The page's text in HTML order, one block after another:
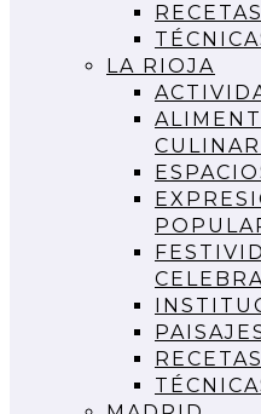
RECETAS
LA RIOJA
RECETAS